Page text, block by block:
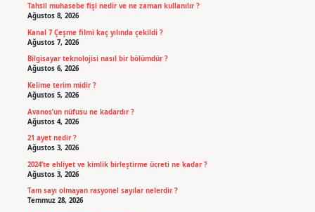
Tahsil muhasebe fişi nedir ve ne zaman kullanılır ?
Ağustos 8, 2026
Kanal 7 Çeşme filmi kaç yılında çekildi ?
Ağustos 7, 2026
Bilgisayar teknolojisi nasıl bir bölümdür ?
Ağustos 6, 2026
Kelime terim midir ?
Ağustos 5, 2026
Avanos’un nüfusu ne kadardır ?
Ağustos 4, 2026
21 ayet nedir ?
Ağustos 3, 2026
2024’te ehliyet ve kimlik birleştirme ücreti ne kadar ?
Ağustos 3, 2026
Tam sayı olmayan rasyonel sayılar nelerdir ?
Temmuz 28, 2026